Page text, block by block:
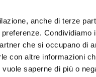
anche di terze
che si occupano di
con altre informazioni
saperne di più o